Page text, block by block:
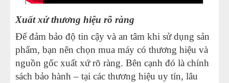
Xuất xứ thương hiệu rõ ràng
Để đảm bảo độ tin cậy và an tâm khi sử dụng sản
phẩm, bạn nên chọn mua máy có thương hiệu và
nguồn gốc xuất xứ rõ ràng. Bên cạnh đó là chính
sách bảo hành – tại các thương hiệu uy tín, lâu